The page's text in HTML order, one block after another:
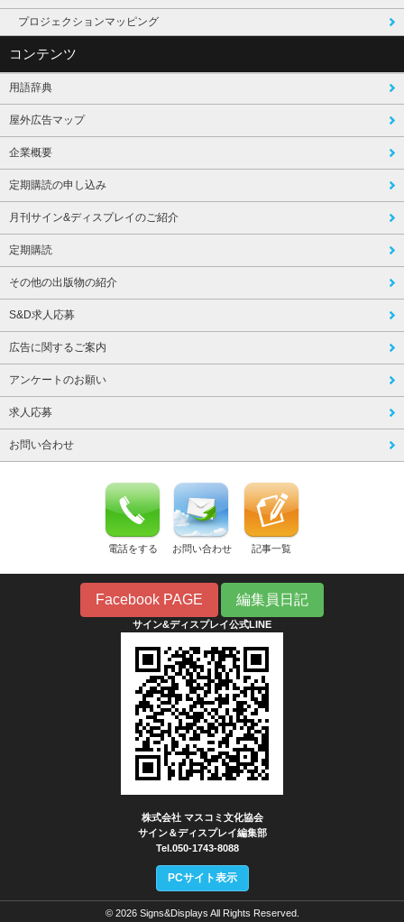
プロジェクションマッピング
コンテンツ
用語辞典
屋外広告マップ
企業概要
定期購読の申し込み
月刊サイン&ディスプレイのご紹介
定期購読
その他の出版物の紹介
S&D求人応募
広告に関するご案内
アンケートのお願い
求人応募
お問い合わせ
電話をする お問い合わせ 記事一覧
Facebook PAGE 編集員日記
サイン&ディスプレイ公式LINE
株式会社 マスコミ文化協会
サイン＆ディスプレイ編集部
Tel.050-1743-8088
PCサイト表示
© 2026 Signs&Displays All Rights Reserved.